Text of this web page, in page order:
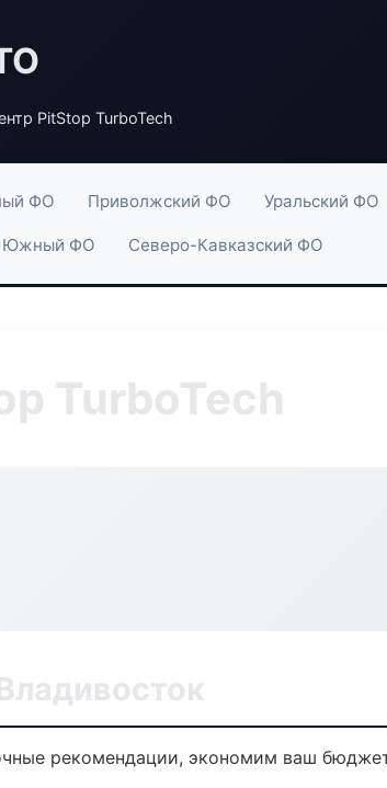
PitStop TurboTech
ФО Приволжский ФО Уральский ФО
Южный ФО Северо-Кавказский ФО
TurboTech
рекомендации, экономим ваш